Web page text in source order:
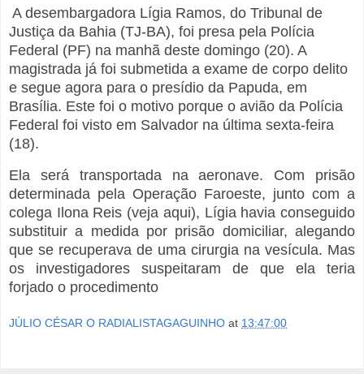
A desembargadora Lígia Ramos, do Tribunal de
Justiça da Bahia (TJ-BA), foi presa pela Polícia
Federal (PF) na manhã deste domingo (20). A
magistrada já foi submetida a exame de corpo delito
e segue agora para o presídio da Papuda, em
Brasília. Este foi o motivo porque o avião da Polícia
Federal foi visto em Salvador na última sexta-feira
(18).
Ela será transportada na aeronave. Com prisão
determinada pela Operação Faroeste, junto com a
colega Ilona Reis (veja aqui), Lígia havia conseguido
substituir a medida por prisão domiciliar, alegando
que se recuperava de uma cirurgia na vesícula. Mas
os investigadores suspeitaram de que ela teria
forjado o procedimento
JÚLIO CÉSAR O RADIALISTAGAGUINHO at 13:47:00